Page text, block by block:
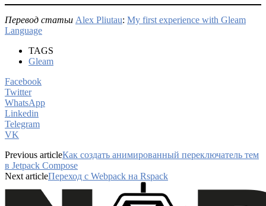
Перевод статьи Alex Pliutau: My first experience with Gleam
Language
TAGS
Gleam
Facebook
Twitter
WhatsApp
Linkedin
Telegram
VK
Previous articleКак создать анимированный переключатель тем
в Jetpack Compose
Next articleПереход с Webpack на Rspack